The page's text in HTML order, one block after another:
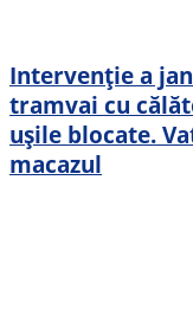
Intervenție a
tramvai cu
ușile blocate.
macazul